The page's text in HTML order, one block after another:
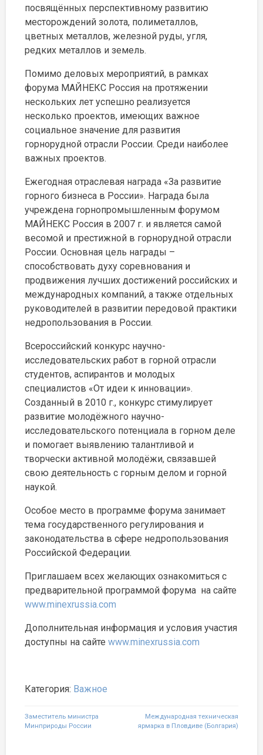
посвящённых перспективному развитию
месторождений золота, полиметаллов,
цветных металлов, железной руды, угля,
редких металлов и земель.
Помимо деловых мероприятий, в рамках
форума МАЙНЕКС Россия на протяжении
нескольких лет успешно реализуется
несколько проектов, имеющих важное
социальное значение для развития
горнорудной отрасли России. Среди наиболее
важных проектов.
Ежегодная отраслевая награда «За развитие
горного бизнеса в России». Награда была
учреждена горнопромышленным форумом
МАЙНЕКС Россия в 2007 г. и является самой
весомой и престижной в горнорудной отрасли
России. Основная цель награды –
способствовать духу соревнования и
продвижения лучших достижений российских и
международных компаний, а также отдельных
руководителей в развитии передовой практики
недропользования в России.
Всероссийский конкурс научно-
исследовательских работ в горной отрасли
студентов, аспирантов и молодых
специалистов «От идеи к инновации».
Созданный в 2010 г., конкурс стимулирует
развитие молодёжного научно-
исследовательского потенциала в горном деле
и помогает выявлению талантливой и
творчески активной молодёжи, связавшей
свою деятельность с горным делом и горной
наукой.
Особое место в программе форума занимает
тема государственного регулирования и
законодательства в сфере недропользования
Российской Федерации.
Приглашаем всех желающих ознакомиться с
предварительной программой форума на сайте
www.minexrussia.com
Дополнительная информация и условия участия
доступны на сайте www.minexrussia.com
Категория: Важное
Навигация
Заместитель министра
Минприроды России
Международная техническая
ярмарка в Пловдиве (Болгария)